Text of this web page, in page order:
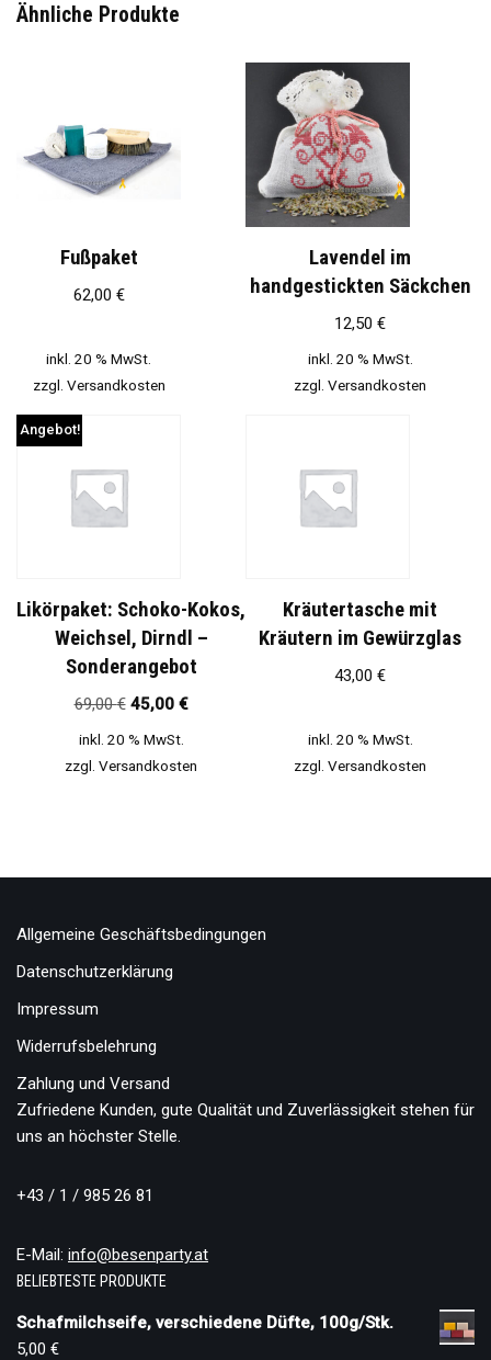
Ähnliche Produkte
Fußpaket
62,00 €
inkl. 20 % MwSt.
zzgl. Versandkosten
Lavendel im
handgestickten Säckchen
12,50 €
inkl. 20 % MwSt.
zzgl. Versandkosten
Angebot!
Likörpaket: Schoko-Kokos,
Weichsel, Dirndl –
Sonderangebot
69,00€ 45,00 €
inkl. 20 % MwSt.
zzgl. Versandkosten
Kräutertasche mit
Kräutern im Gewürzglas
43,00 €
inkl. 20 % MwSt.
zzgl. Versandkosten
Allgemeine Geschäftsbedingungen
Datenschutzerklärung
Impressum
Widerrufsbelehrung
Zahlung und Versand
Zufriedene Kunden, gute Qualität und Zuverlässigkeit stehen für
uns an höchster Stelle.
+43 / 1 / 985 26 81
E-Mail: info@besenparty.at
BELIEBTESTE PRODUKTE
Schafmilchseife, verschiedene Düfte, 100g/Stk.
5,00 €